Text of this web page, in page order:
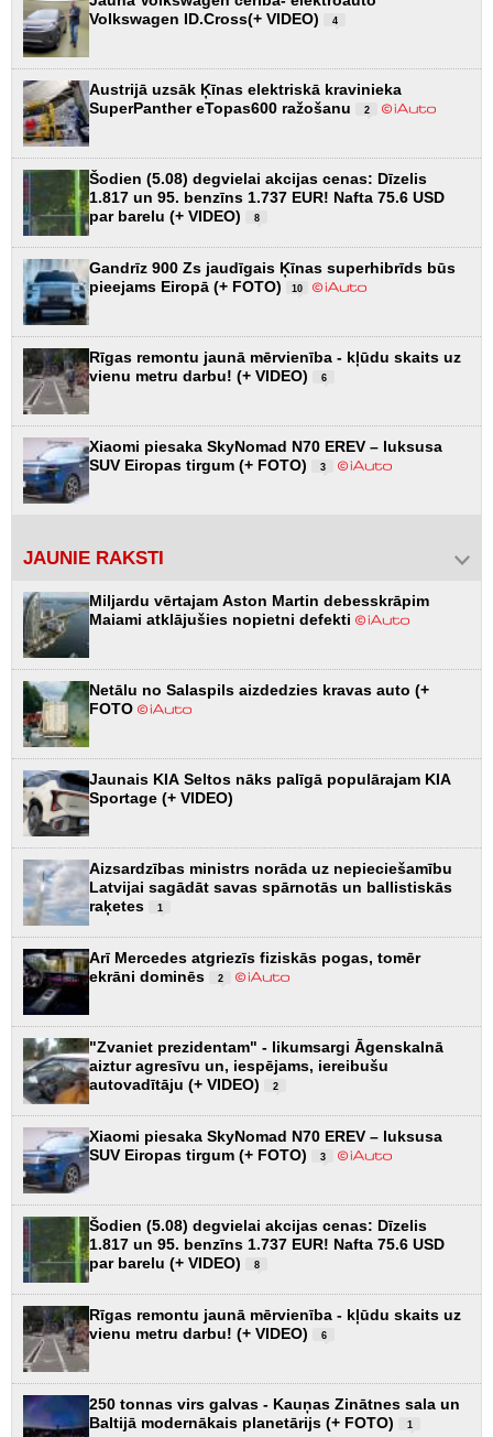
Volkswagen ID.Cross(+ VIDEO)
4
Austrijā uzsāk Ķīnas elektriskā kravinieka
SuperPanther eTopas600 ražošanu
2
Šodien (5.08) degvielai akcijas cenas: Dīzelis
1.817 un 95. benzīns 1.737 EUR! Nafta 75.6 USD
par barelu (+ VIDEO)
8
Gandrīz 900 Zs jaudīgais Ķīnas superhibrīds būs
pieejams Eiropā (+ FOTO)
10
Rīgas remontu jaunā mērvienība - kļūdu skaits uz
vienu metru darbu! (+ VIDEO)
6
Xiaomi piesaka SkyNomad N70 EREV – luksusa
SUV Eiropas tirgum (+ FOTO)
3
JAUNIE RAKSTI
Miljardu vērtajam Aston Martin debesskrāpim
Maiami atklājušies nopietni defekti
Netālu no Salaspils aizdedzies kravas auto (+
FOTO
Jaunais KIA Seltos nāks palīgā populārajam KIA
Sportage (+ VIDEO)
Aizsardzības ministrs norāda uz nepieciešamību
Latvijai sagādāt savas spārnotās un ballistiskās
raķetes
1
Arī Mercedes atgriezīs fiziskās pogas, tomēr
ekrāni dominēs
2
"Zvaniet prezidentam" - likumsargi Āgenskalnā
aiztur agresīvu un, iespējams, iereibušu
autovadītāju (+ VIDEO)
2
Xiaomi piesaka SkyNomad N70 EREV – luksusa
SUV Eiropas tirgum (+ FOTO)
3
Šodien (5.08) degvielai akcijas cenas: Dīzelis
1.817 un 95. benzīns 1.737 EUR! Nafta 75.6 USD
par barelu (+ VIDEO)
8
Rīgas remontu jaunā mērvienība - kļūdu skaits uz
vienu metru darbu! (+ VIDEO)
6
250 tonnas virs galvas - Kauņas Zinātnes sala un
Baltijā modernākais planetārijs (+ FOTO)
1